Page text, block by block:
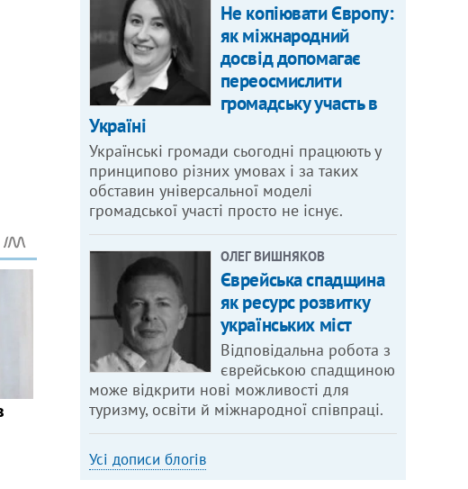
Не копіювати Європу:
як міжнародний
досвід допомагає
переосмислити
громадську участь в
Україні
Українські громади сьогодні працюють у
принципово різних умовах і за таких
обставин універсальної моделі
громадської участі просто не існує.
ОЛЕГ ВИШНЯКОВ
Єврейська спадщина
як ресурс розвитку
українських міст
Відповідальна робота з
єврейською спадщиною
може відкрити нові можливості для
туризму, освіти й міжнародної співпраці.
Усі дописи блогів